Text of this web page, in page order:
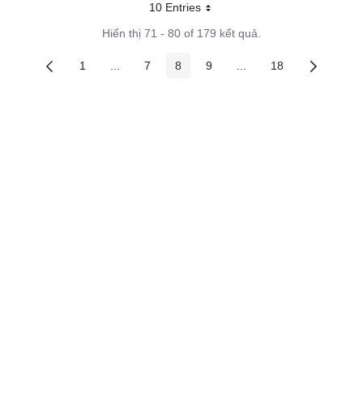
10 EntriesMỗi trang
Hiển thị 71 - 80 of 179 kết quả.
Các trang trên cổng
1 Các trang trung gian
Các trang trên cổng
7 Các trang trên cổng
8 Các trang trên cổng
9 Các trang trung gian
Các trang trên
18